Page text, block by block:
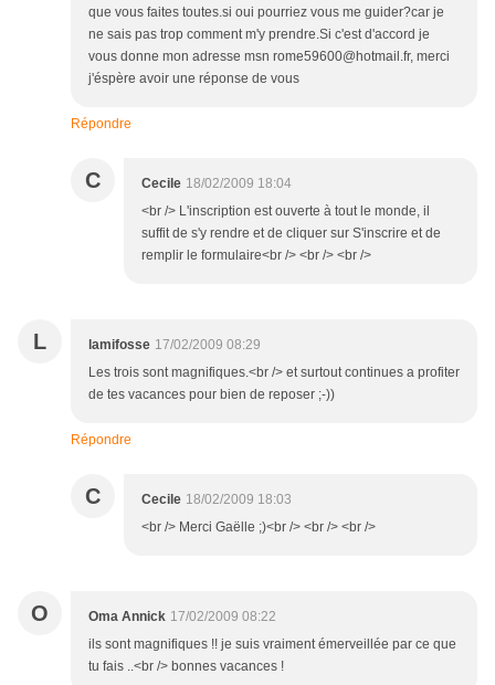
que vous faites toutes.si oui pourriez vous me guider?car je
ne sais pas trop comment m'y prendre.Si c'est d'accord je
vous donne mon adresse msn rome59600@hotmail.fr, merci
j'éspère avoir une réponse de vous
Répondre
C Cecile 18/02/2009 18:04
<br /> L'inscription est ouverte à tout le monde, il
suffit de s'y rendre et de cliquer sur S'inscrire et de
remplir le formulaire<br /> <br /> <br />
L lamifosse 17/02/2009 08:29
Les trois sont magnifiques.<br /> et surtout continues a profiter
de tes vacances pour bien de reposer ;-))
Répondre
C Cecile 18/02/2009 18:03
<br /> Merci Gaëlle ;)<br /> <br /> <br />
O Oma Annick 17/02/2009 08:22
ils sont magnifiques !! je suis vraiment émerveillée par ce que
tu fais ..<br /> bonnes vacances !